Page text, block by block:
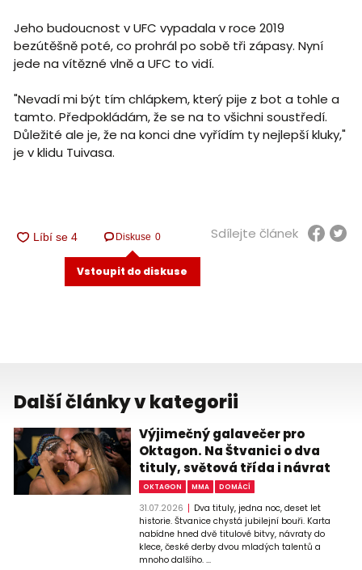
Jeho budoucnost v UFC vypadala v roce 2019
bezútěšně poté, co prohrál po sobě tři zápasy. Nyní
jede na vítězné vlně a UFC to vidí.
"Nevadí mi být tím chlápkem, který pije z bot a tohle a
tamto. Předpokládám, že se na to všichni soustředí.
Důležité ale je, že na konci dne vyřídím ty nejlepší kluky,"
je v klidu Tuivasa.
Diskuse 0
Vstoupit do diskuse
Sdílejte článek
Další články v kategorii
Výjimečný galavečer pro
Oktagon. Na Štvanici o dva
tituly, světová třída i návrat
OKTAGON MMA DOMÁCÍ
31.07.2026
Dva tituly, jedna noc, deset let
historie. Štvanice chystá jubilejní bouři. Karta
nabídne hned dvě titulové bitvy, návraty do
klece, české derby dvou mladých talentů a
mnoho dalšího. ...